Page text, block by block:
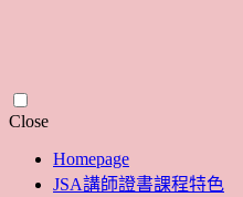
CloseSkip
content
Homepage
JSA講師證書課程特色